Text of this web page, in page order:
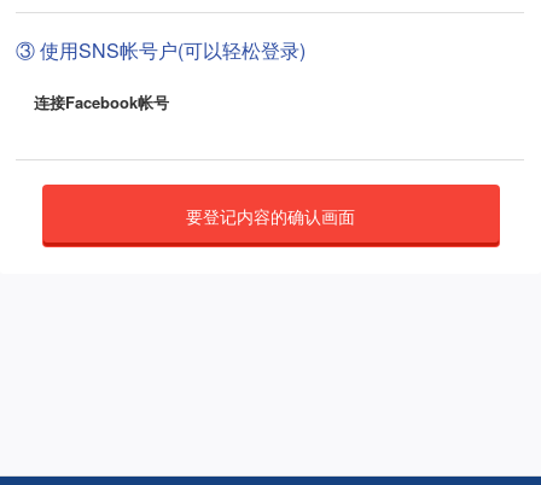
③ 使用SNS帐号户(可以轻松登录)
连接Facebook帐号